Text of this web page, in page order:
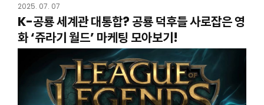
2025. 07. 07
K-공룡 세계관 대통합? 공룡 덕후들 사로잡은 영
화 ‘쥬라기 월드’ 마케팅 모아보기!